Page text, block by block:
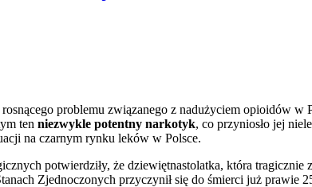
problemu związanego z nadużyciem opioidów
ten niezwykle potentny narkotyk, co przyniosło jej
na czarnym rynku leków w Polsce.
potwierdziły, że dziewiętnastolatka, która tragicznie
Zjednoczonych przyczynił się do śmierci już prawie